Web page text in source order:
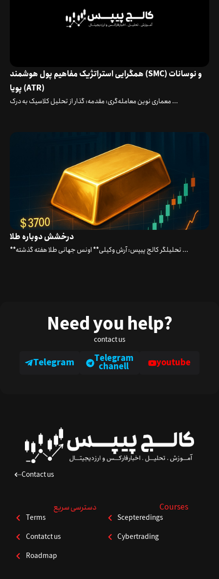
همگرایی استراتژیک مفاهیم پول هوشمند (SMC) و نوسانات
پویا (ATR)
معماری نوین معامله‌گری: مقدمه: گذار از تحلیل کلاسیک به درک ...
درخشش دوباره طلا
**تحلیلگر کالج پیپس: آرش وکیلی** اونس جهانی طلا هفته گذشته ...
Need you help?
contact us
Telegram Telegram
chanell youtube
Contact us
دسترسی سریع
Terms
Contatct us
Roadmap
Courses
Scepteredings
Cybertrading